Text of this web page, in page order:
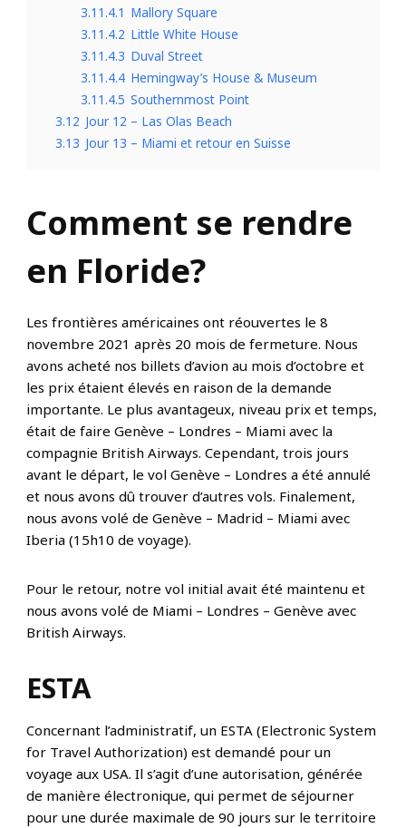
3.11.4.1 Mallory Square
3.11.4.2 Little White House
3.11.4.3 Duval Street
3.11.4.4 Hemingway’s House & Museum
3.11.4.5 Southernmost Point
3.12 Jour 12 – Las Olas Beach
3.13 Jour 13 – Miami et retour en Suisse
Comment se rendre
en Floride?
Les frontières américaines ont réouvertes le 8
novembre 2021 après 20 mois de fermeture. Nous
avons acheté nos billets d’avion au mois d’octobre et
les prix étaient élevés en raison de la demande
importante. Le plus avantageux, niveau prix et temps,
était de faire Genève – Londres – Miami avec la
compagnie British Airways. Cependant, trois jours
avant le départ, le vol Genève – Londres a été annulé
et nous avons dû trouver d’autres vols. Finalement,
nous avons volé de Genève – Madrid – Miami avec
Iberia (15h10 de voyage).
Pour le retour, notre vol initial avait été maintenu et
nous avons volé de Miami – Londres – Genève avec
British Airways.
ESTA
Concernant l’administratif, un ESTA (Electronic System
for Travel Authorization) est demandé pour un
voyage aux USA. Il s’agit d’une autorisation, générée
de manière électronique, qui permet de séjourner
pour une durée maximale de 90 jours sur le territoire